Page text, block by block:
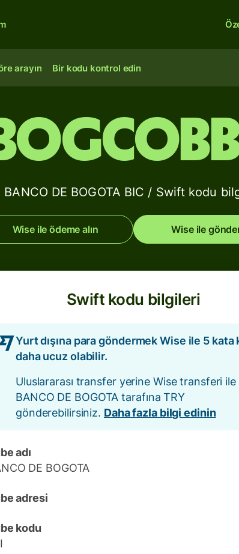
arayın Bir kodu kontrol edin
BANCO DE BOGOTA BIC / Swift kodu
Wise ile ödeme alın Wise ile
Swift kodu bilgileri
Yurt dışına para göndermek Wise ile 5 kata
daha ucuz olabilir.
Uluslararası transfer yerine Wise transferi ile
BANCO DE BOGOTA tarafına TRY
gönderebilirsiniz. Daha fazla bilgi edinin
adı
DE BOGOTA
adresi
kodu